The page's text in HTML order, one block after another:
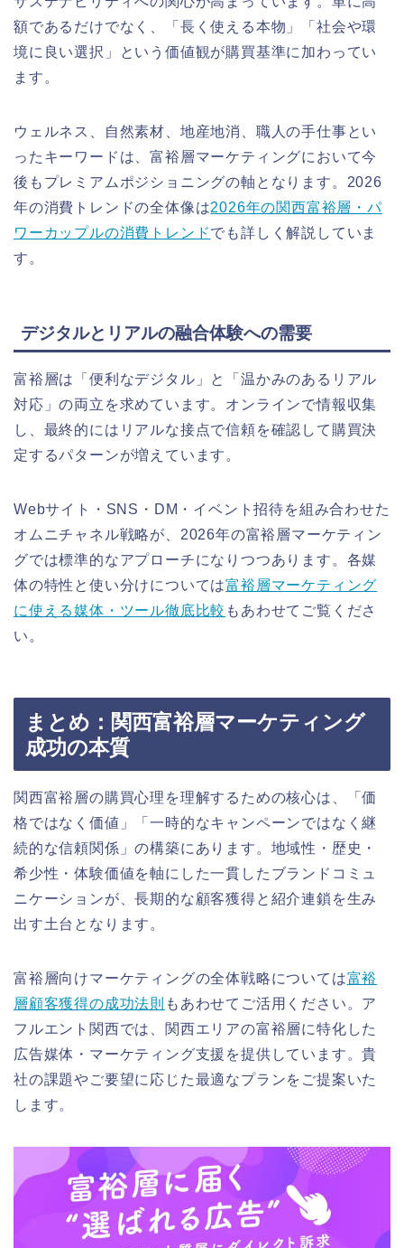
額であるだけでなく、「長く使える本物」「社会や環
境に良い選択」という価値観が購買基準に加わってい
ます。
ウェルネス、自然素材、地産地消、職人の手仕事とい
ったキーワードは、富裕層マーケティングにおいて今
後もプレミアムポジショニングの軸となります。2026
年の消費トレンドの全体像は2026年の関西富裕層・パ
ワーカップルの消費トレンドでも詳しく解説していま
す。
デジタルとリアルの融合体験への需要
富裕層は「便利なデジタル」と「温かみのあるリアル
対応」の両立を求めています。オンラインで情報収集
し、最終的にはリアルな接点で信頼を確認して購買決
定するパターンが増えています。
Webサイト・SNS・DM・イベント招待を組み合わせた
オムニチャネル戦略が、2026年の富裕層マーケティン
グでは標準的なアプローチになりつつあります。各媒
体の特性と使い分けについては富裕層マーケティング
に使える媒体・ツール徹底比較 もあわせてご覧くださ
い。
まとめ：関西富裕層マーケティング
成功の本質
関西富裕層の購買心理を理解するための核心は、「価
格ではなく価値」「一時的なキャンペーンではなく継
続的な信頼関係」の構築にあります。地域性・歴史・
希少性・体験価値を軸にした一貫したブランドコミュ
ニケーションが、長期的な顧客獲得と紹介連鎖を生み
出す土台となります。
富裕層向けマーケティングの全体戦略については富裕
層顧客獲得の成功法則 もあわせてご活用ください。ア
フルエント関西では、関西エリアの富裕層に特化した
広告媒体・マーケティング支援を提供しています。貴
社の課題やご要望に応じた最適なプランをご提案いた
します。